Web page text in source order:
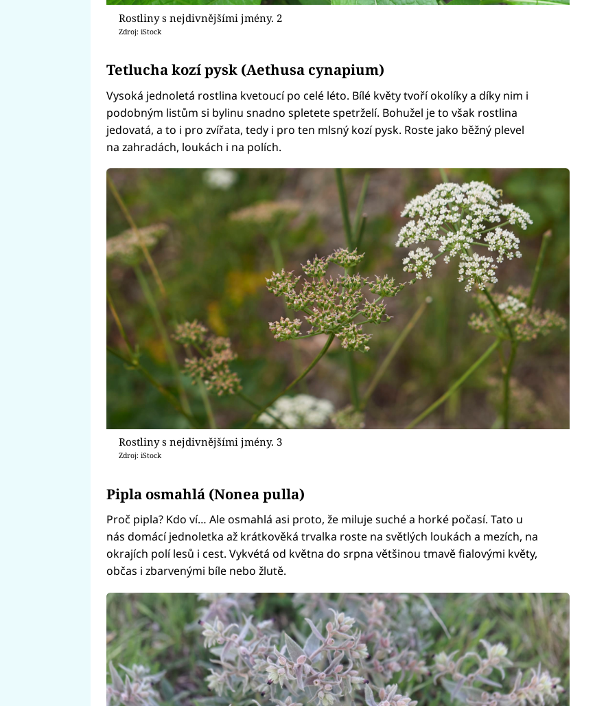
Rostliny s nejdivnějšími jmény. 2
Zdroj: iStock
Tetlucha kozí pysk (Aethusa cynapium)
Vysoká jednoletá rostlina kvetoucí po celé léto. Bílé květy tvoří okolíky a díky nim i
podobným listům si bylinu snadno spletete spetrželí. Bohužel je to však rostlina
jedovatá, a to i pro zvířata, tedy i pro ten mlsný kozí pysk. Roste jako běžný plevel
na zahradách, loukách i na polích.
Rostliny s nejdivnějšími jmény. 3
Zdroj: iStock
Pipla osmahlá (Nonea pulla)
Proč pipla? Kdo ví… Ale osmahlá asi proto, že miluje suché a horké počasí. Tato u
nás domácí jednoletka až krátkověká trvalka roste na světlých loukách a mezích, na
okrajích polí lesů i cest. Vykvétá od května do srpna většinou tmavě fialovými květy,
občas i zbarvenými bíle nebo žlutě.